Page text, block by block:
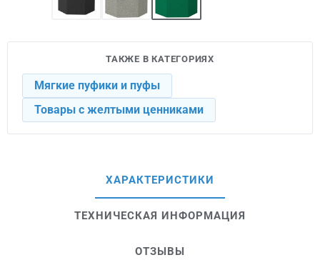
ТАКЖЕ В КАТЕГОРИЯХ
Мягкие пуфики и пуфы
Товары с желтыми ценниками
ХАРАКТЕРИСТИКИ
ТЕХНИЧЕСКАЯ ИНФОРМАЦИЯ
ОТЗЫВЫ